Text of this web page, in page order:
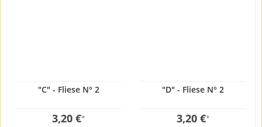
"C" - Fliese N° 2
3,20 €*
"D" - Fliese N° 2
3,20 €*